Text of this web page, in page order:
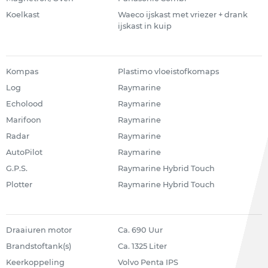
Koelkast
Waeco ijskast met vriezer + drank
ijskast in kuip
Kompas
Plastimo vloeistofkomaps
Log
Raymarine
Echolood
Raymarine
Marifoon
Raymarine
Radar
Raymarine
AutoPilot
Raymarine
G.P.S.
Raymarine Hybrid Touch
Plotter
Raymarine Hybrid Touch
Draaiuren motor
Ca. 690 Uur
Brandstoftank(s)
Ca. 1325 Liter
Keerkoppeling
Volvo Penta IPS